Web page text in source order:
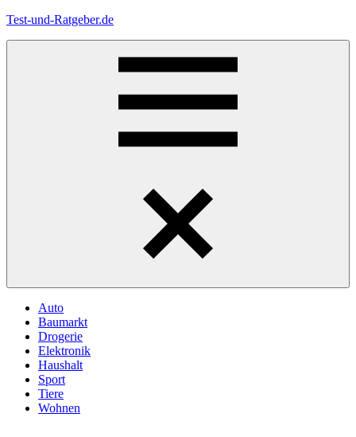
Zum
Test-und-Ratgeber.de
Auto
Baumarkt
Drogerie
Elektronik
Haushalt
Sport
Tiere
Wohnen